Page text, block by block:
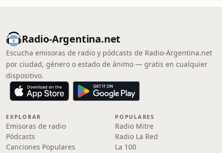
Radio-Argentina.net
Escucha emisoras de radio y pódcasts de Radio-Argentina.net
por ciudad, género o estado de ánimo — gratis en cualquier
dispositivo.
EXPLORAR
Emisoras de radio
Pódcasts
Canciones Populares
POPULARES
Radio Mitre
Radio La Red
La 100